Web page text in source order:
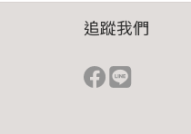
追蹤我們